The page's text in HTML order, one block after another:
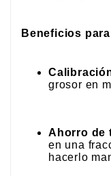
Beneficios
grosor en
Ahorro de
en una
hacerlo